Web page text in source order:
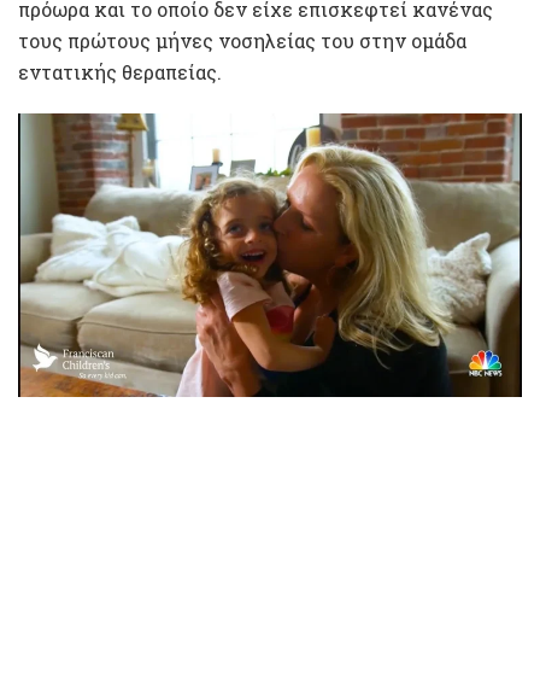
πρόωρα και το οποίο δεν είχε επισκεφτεί κανένας
τους πρώτους μήνες νοσηλείας του στην ομάδα
εντατικής θεραπείας.